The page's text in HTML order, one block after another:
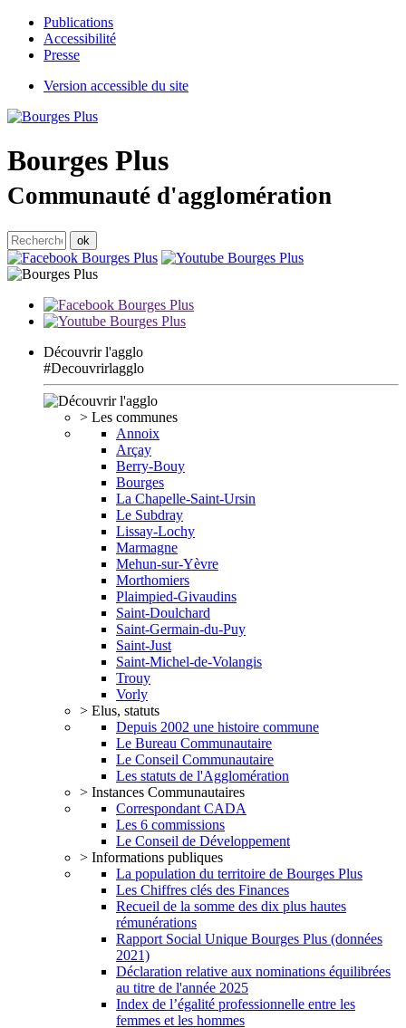
Publications
Accessibilité
Presse
Version accessible du site
Bourges Plus
Communauté d'agglomération
Découvrir l'agglo
#Decouvrirlagglo
> Les communes
Annoix
Arçay
Berry-Bouy
Bourges
La Chapelle-Saint-Ursin
Le Subdray
Lissay-Lochy
Marmagne
Mehun-sur-Yèvre
Morthomiers
Plaimpied-Givaudins
Saint-Doulchard
Saint-Germain-du-Puy
Saint-Just
Saint-Michel-de-Volangis
Trouy
Vorly
> Elus, statuts
Depuis 2002 une histoire commune
Le Bureau Communautaire
Le Conseil Communautaire
Les statuts de l'Agglomération
> Instances Communautaires
Correspondant CADA
Les 6 commissions
Le Conseil de Développement
> Informations publiques
La population du territoire de Bourges Plus
Les Chiffres clés des Finances
Recueil de la somme des dix plus hautes
rémunérations
Rapport Social Unique Bourges Plus (données
2021)
Déclaration relative aux nominations équilibrées
au titre de l'année 2025
Index de l’égalité professionnelle entre les
femmes et les hommes